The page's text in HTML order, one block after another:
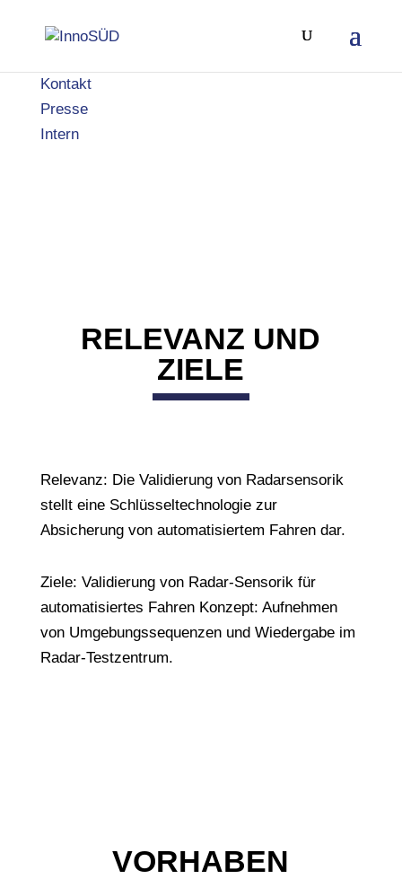
Kontakt
Presse
Intern
RELEVANZ UND
ZIELE
Relevanz: Die Validierung von Radarsensorik
stellt eine Schlüsseltechnologie zur
Absicherung von automatisiertem Fahren dar.
Ziele: Validierung von Radar-Sensorik für
automatisiertes Fahren Konzept: Aufnehmen
von Umgebungssequenzen und Wiedergabe im
Radar-Testzentrum.
VORHABEN